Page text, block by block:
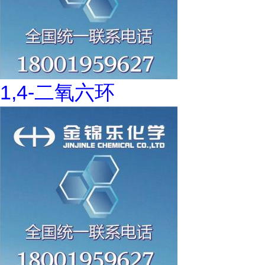
1,4-二氧六环